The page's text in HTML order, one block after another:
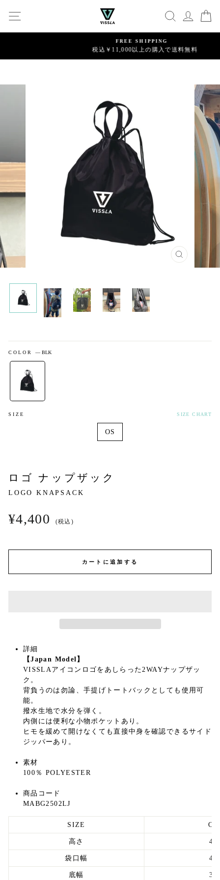
SITE NAVIGATION SEARCH
meeting_room ログイン person 新規会員登録
Pause
FREE SHIPPING
税込￥11,000以上の購入で送料無料
閉
SIZE SIZE CHART
OS
COLOR—BLK
ロゴ ナップザック
LOGO KNAPSACK
Regular
price
¥4,400 (税込)
カートに追加する
詳細
【Japan Model】
VISSLAアイコンロゴをあしらった2WAYナップザッ
ク。
背負うのは勿論、手提げトートバックとしても使用可
能。
撥水生地で水分を弾く。
内側には便利な小物ポケットあり。
ヒモを緩めて開けなくても直接中身を確認できるサイド
ジッパーあり。
素材
100％ POLYESTER
商品コード
MABG2502LJ
SIZE OS
高さ 44
袋口幅 45
底幅 35